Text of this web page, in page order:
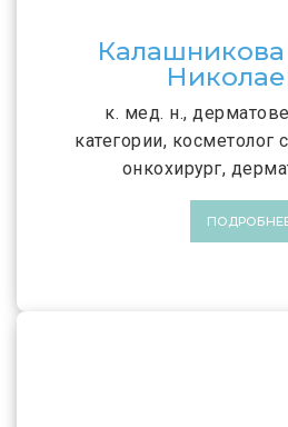
Калашникова
к. мед. н.,
категории, косметолог
онкохирург,